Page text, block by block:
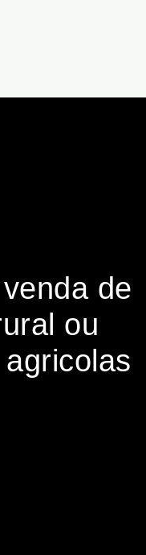
de
ou